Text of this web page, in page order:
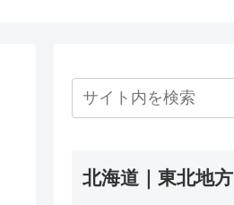
北海道｜東北地方